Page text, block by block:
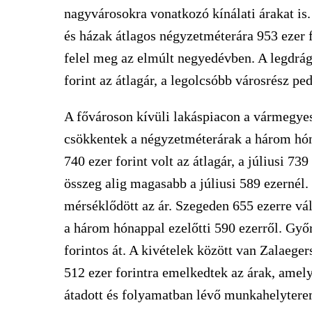
nagyvárosokra vonatkozó kínálati árakat
és házak átlagos négyzetméterára 953
felel meg az elmúlt negyedévben. A
forint az átlagár, a legolcsóbb városrész
A fővároson kívüli lakáspiacon a
csökkentek a négyzetméterárak a három
740 ezer forint volt az átlagár, a júliusi
összeg alig magasabb a júliusi 589
mérséklődött az ár. Szegeden 655 ezerre
a három hónappal ezelőtti 590 ezerről.
forintos át. A kivételek között van
512 ezer forintra emelkedtek az árak,
átadott és folyamatban lévő